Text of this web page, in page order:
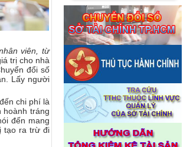
viên, từ
trị cho nhà
đổi số
Lấy người
chi phí là
hoành tráng
đến mang
tạo ra trừ đi